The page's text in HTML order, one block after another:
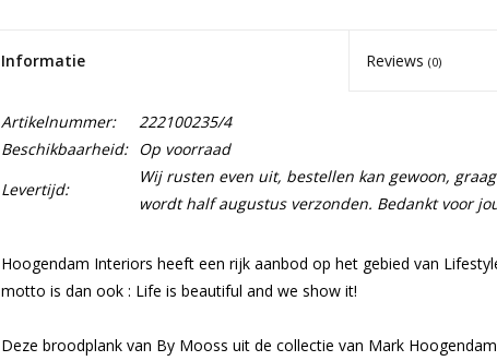
Informatie Reviews(0)
Artikelnummer:
222100235/4
Beschikbaarheid:
Op voorraad
Levertijd:
Wij rusten even uit, bestellen kan gewoon,
wordt half augustus verzonden. Bedankt voor
Hoogendam Interiors heeft een rijk aanbod op het gebied van
motto is dan ook : Life is beautiful and we show it!
Deze broodplank van By Mooss uit de collectie van Mark